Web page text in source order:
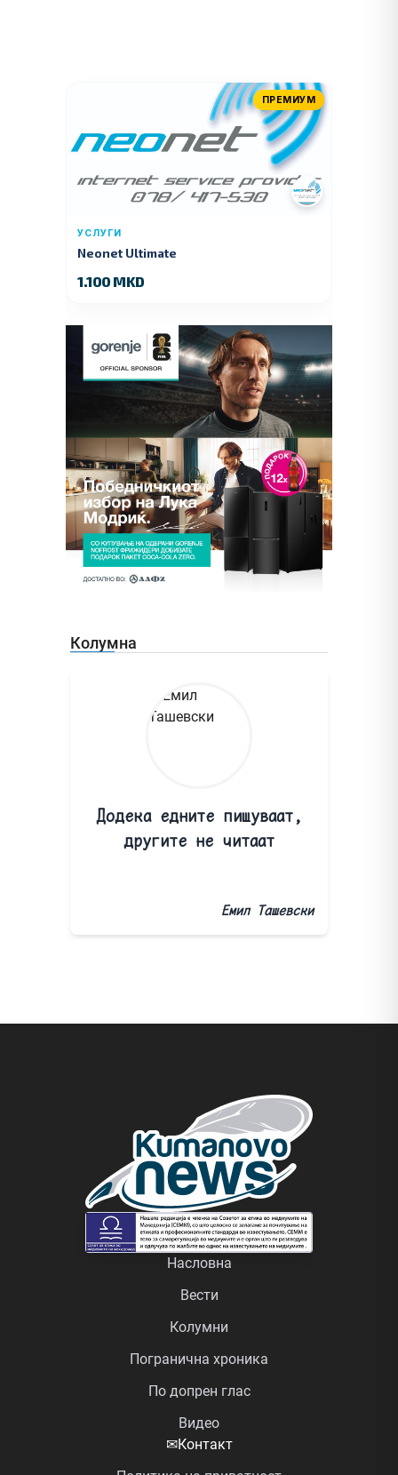
ПРЕМИУМ
УСЛУГИ
Neonet Ultimate
1.100 MKD
Колумна
Додека едните пишуваат,
другите не читаат
Емил Ташевски
Насловна
Вести
Колумни
Погранична хроника
По допрен глас
Видео
✉Контакт